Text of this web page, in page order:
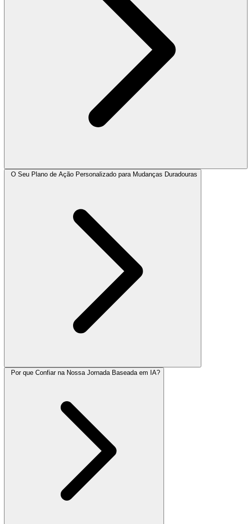
O Seu Plano de Ação Personalizado para Mudanças Duradouras
Por que Confiar na Nossa Jornada Baseada em IA?